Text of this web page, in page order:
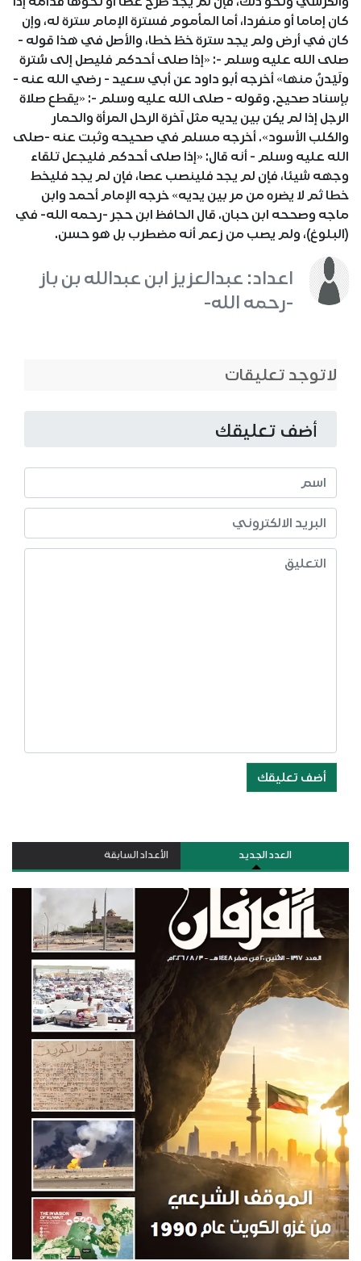
كان إماما أو منفردا، أما المأموم فسترة الإمام سترة له، وإن
كان في أرض ولم يجد سترة خطّ خطا، والأصل في هذا قوله -
صلى الله عليه وسلم -: «إذا صلى أحدكم فليصل إلى سُترة
ولَيْدنُ منها» أخرجه أبو داود عن أبي سعيد - رضي الله عنه -
بإسناد صحيح. وقوله - صلى الله عليه وسلم -: «يقطع صلاة
الرجل إذا لم يكن بين يديه مثل آخرة الرحل المرأة والحمار
والكلب الأسود». أخرجه مسلم في صحيحه وثبت عنه -صلى
الله عليه وسلم - أنه قال: «إذا صلى أحدكم فليجعل تلقاء
وجهه شيئا، فإن لم يجد فلينصب عصا، فإن لم يجد فليخط
خطا ثم لا يضره من مر بين يديه» خرجه الإمام أحمد وابن
ماجه وصححه ابن حبان. قال الحافظ ابن حجر -رحمه الله- في
(البلوغ)، ولم يصب من زعم أنه مضطرب بل هو حسن.
اعداد: عبدالعزيز ابن عبدالله بن باز
-رحمه الله-
لاتوجد تعليقات
أضف تعليقك
أضف تعليقك
العدد الجديد الأعداد السابقة